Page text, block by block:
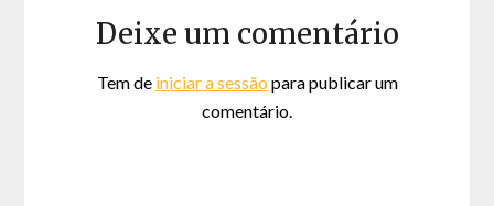
Deixe um comentário
Tem de iniciar a sessão para publicar um
comentário.